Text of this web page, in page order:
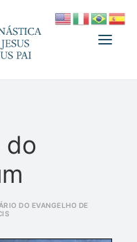
do
DO EVANGELHO DE